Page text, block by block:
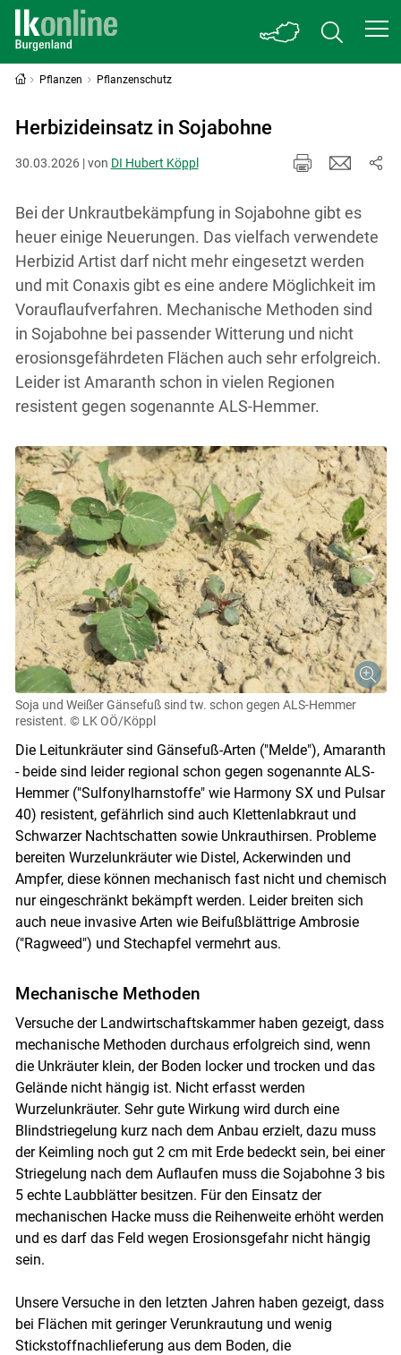
Pflanzen Pflanzenschutz
Herbizideinsatz in Sojabohne
30.03.2026 | von DI Hubert Köppl
Bei der Unkrautbekämpfung in Sojabohne gibt es
heuer einige Neuerungen. Das vielfach verwendete
Herbizid Artist darf nicht mehr eingesetzt werden
und mit Conaxis gibt es eine andere Möglichkeit im
Vorauflaufverfahren. Mechanische Methoden sind
in Sojabohne bei passender Witterung und nicht
erosionsgefährdeten Flächen auch sehr erfolgreich.
Leider ist Amaranth schon in vielen Regionen
resistent gegen sogenannte ALS-Hemmer.
Soja und Weißer Gänsefuß sind tw. schon gegen ALS-Hemmer
resistent. © LK OÖ/Köppl
Die Leitunkräuter sind Gänsefuß-Arten ("Melde"), Amaranth
- beide sind leider regional schon gegen sogenannte ALS-
Hemmer ("Sulfonylharnstoffe" wie Harmony SX und Pulsar
40) resistent, gefährlich sind auch Klettenlabkraut und
Schwarzer Nachtschatten sowie Unkrauthirsen. Probleme
bereiten Wurzelunkräuter wie Distel, Ackerwinden und
Ampfer, diese können mechanisch fast nicht und chemisch
nur eingeschränkt bekämpft werden. Leider breiten sich
auch neue invasive Arten wie Beifußblättrige Ambrosie
("Ragweed") und Stechapfel vermehrt aus.
Mechanische Methoden
Versuche der Landwirtschaftskammer haben gezeigt, dass
mechanische Methoden durchaus erfolgreich sind, wenn
die Unkräuter klein, der Boden locker und trocken und das
Gelände nicht hängig ist. Nicht erfasst werden
Wurzelunkräuter. Sehr gute Wirkung wird durch eine
Blindstriegelung kurz nach dem Anbau erzielt, dazu muss
der Keimling noch gut 2 cm mit Erde bedeckt sein, bei einer
Striegelung nach dem Auflaufen muss die Sojabohne 3 bis
5 echte Laubblätter besitzen. Für den Einsatz der
mechanischen Hacke muss die Reihenweite erhöht werden
und es darf das Feld wegen Erosionsgefahr nicht hängig
sein.
Unsere Versuche in den letzten Jahren haben gezeigt, dass
bei Flächen mit geringer Verunkrautung und wenig
Stickstoffnachlieferung aus dem Boden, die